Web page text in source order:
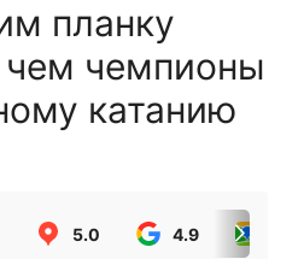
планку
чем чемпионы
катанию
5.0 4.9